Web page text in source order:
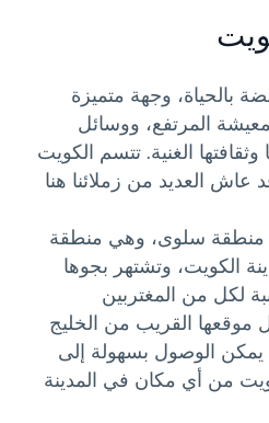
بالحياة، وجهة متميزة
المرتفع، ووسائل
وثقافتها الغنية. تتسم الكويت
عاش العديد من زملائنا هنا
منطقة سلوى، وهي منطقة
الكويت، وتشتهر بجوها
لكل من المغتربين
موقعها القريب من الخليج
يمكن الوصول بسهولة إلى
من أي مكان في المدينة